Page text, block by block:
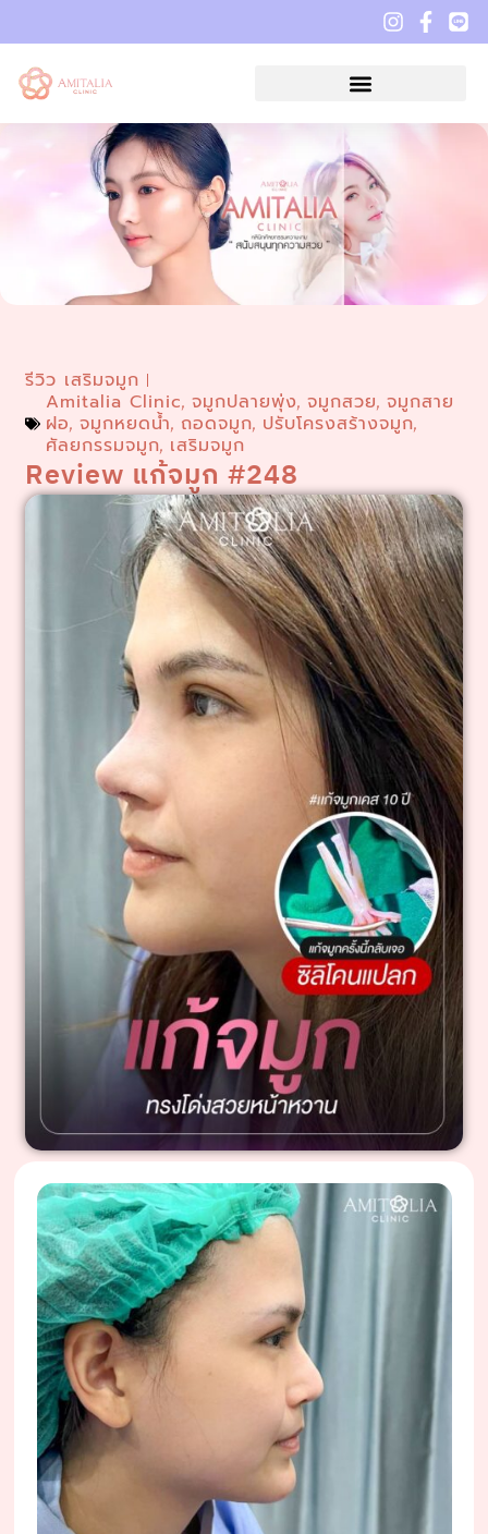
รีวิว เสริมจมูก
Amitalia Clinic,จมูกปลายพุ่ง,จมูกสวย,จมูกสาย
ฝอ,จมูกหยดน้ำ, ถอดจมูก, ปรับโครงสร้างจมูก,
ศัลยกรรมจมูก, เสริมจมูก
Review แก้จมูก #248